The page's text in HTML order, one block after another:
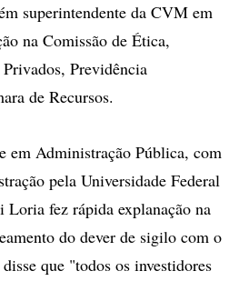
superintendente da CVM em
na Comissão de Ética,
Previdência
de Recursos.
em Administração Pública, com
pela Universidade Federal
fez rápida explanação na
do dever de sigilo com o
que "todos os investidores